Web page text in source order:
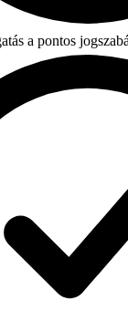
a pontos